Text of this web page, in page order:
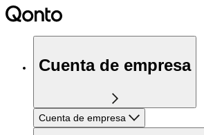
Cuenta de empresa
Cuenta de empresa